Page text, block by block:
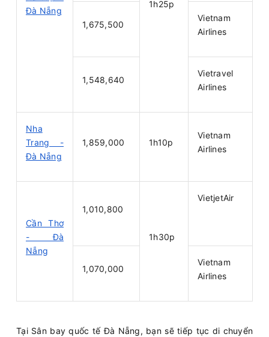
Đà Nẵng
1h25p
1,675,500
Vietnam
Airlines
1,548,640
Vietravel
Airlines
Nha
Trang -
Đà Nẵng
1,859,000 1h10p
Vietnam
Airlines
Cần Thơ
- Đà
Nẵng
1,010,800
1h30p
VietjetAir
1,070,000
Vietnam
Airlines
Tại Sân bay quốc tế Đà Nẵng, bạn sẽ tiếp tục di chuyển